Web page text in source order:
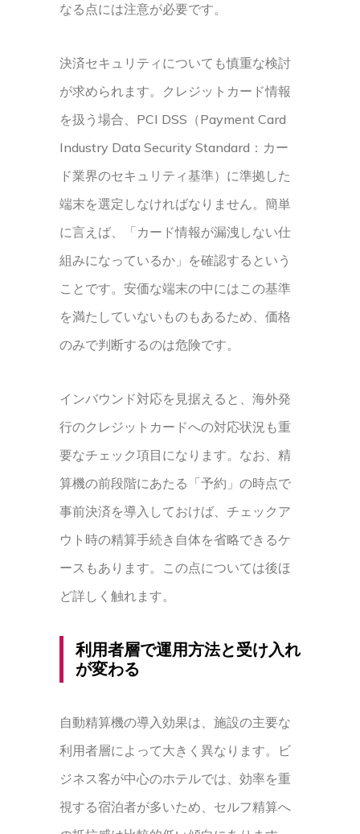
なる点には注意が必要です。
決済セキュリティについても慎重な検討
が求められます。クレジットカード情報
を扱う場合、PCI DSS（Payment Card
Industry Data Security Standard：カー
ド業界のセキュリティ基準）に準拠した
端末を選定しなければなりません。簡単
に言えば、「カード情報が漏洩しない仕
組みになっているか」を確認するという
ことです。安価な端末の中にはこの基準
を満たしていないものもあるため、価格
のみで判断するのは危険です。
インバウンド対応を見据えると、海外発
行のクレジットカードへの対応状況も重
要なチェック項目になります。なお、精
算機の前段階にあたる「予約」の時点で
事前決済を導入しておけば、チェックア
ウト時の精算手続き自体を省略できるケ
ースもあります。この点については後ほ
ど詳しく触れます。
利用者層で運用方法と受け入れ
が変わる
自動精算機の導入効果は、施設の主要な
利用者層によって大きく異なります。ビ
ジネス客が中心のホテルでは、効率を重
視する宿泊者が多いため、セルフ精算へ